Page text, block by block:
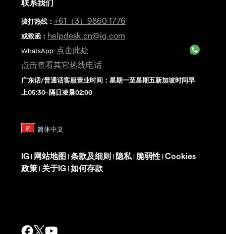
联系我们
拨打热线 ： +61（3）9860 1776
或致函： helpdesk.cn@ig.com
WhatsApp: 点击此处
点击查看其它热线电话
广东话/普通话客服营业时间：星期一至星期五新加坡时间早
上05:30–隔日凌晨02:00
IG | 网站地图 | 条款及细则 | 隐私 | 脆弱性 | Cookies
政策 | 关于IG | 如何存款